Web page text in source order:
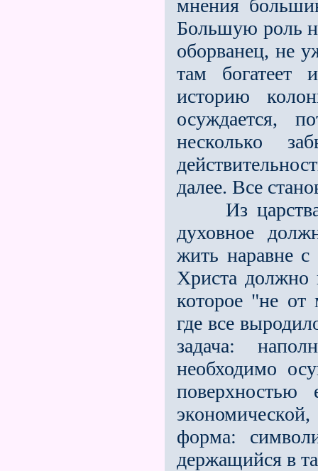
мнения
Большую роль
оборванец, не
там богатеет
историю
осуждается,
несколько
далее. Всe
Из царства
духовное
жить наравне с
Христа должно
которое "не от
где всe
задача:
необходимо
поверхностью
форма:
держащийся в